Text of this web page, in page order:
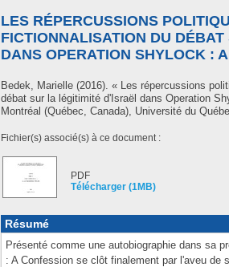
LES RÉPERCUSSIONS
FICTIONNALISATION DU
DANS OPERATION SHYLOCK :
Bedek, Marielle (2016). « Les répercussions
débat sur la légitimité d'Israël dans Operation
Montréal (Québec, Canada), Université du
Fichier(s) associé(s) à ce document :
PDF
Télécharger (1MB)
Résumé
Présenté comme une autobiographie dans sa
: A Confession se clôt finalement par l'aveu